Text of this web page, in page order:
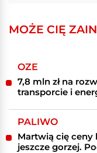
MOŻE CIĘ
OZE
7,8 mln zł na
transporcie i
PALIWO
Martwią cię ceny
jeszcze gorzej.